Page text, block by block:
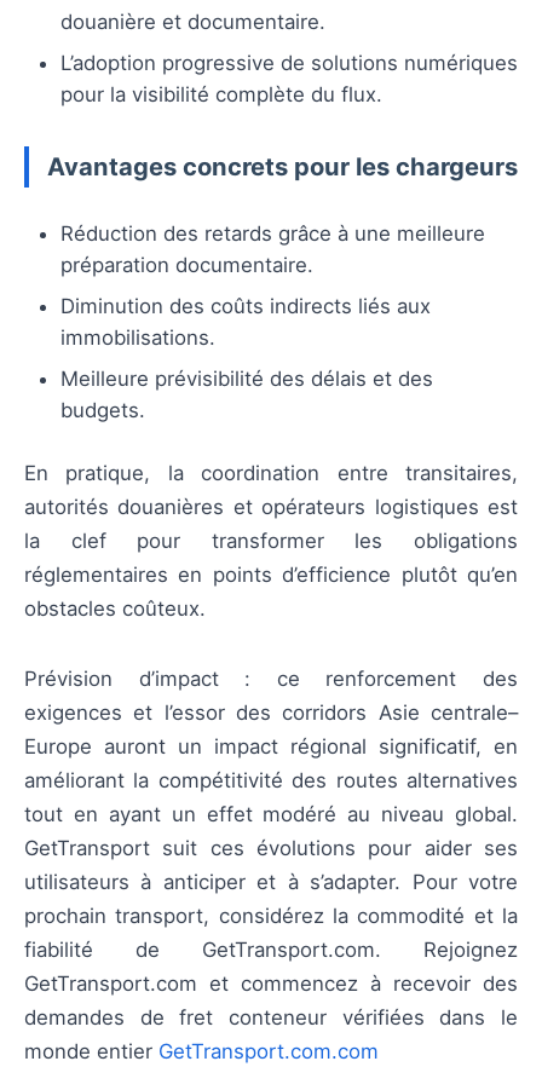
douanière et documentaire.
L’adoption progressive de solutions numériques
pour la visibilité complète du flux.
Avantages concrets pour les chargeurs
Réduction des retards grâce à une meilleure
préparation documentaire.
Diminution des coûts indirects liés aux
immobilisations.
Meilleure prévisibilité des délais et des
budgets.
En pratique, la coordination entre transitaires,
autorités douanières et opérateurs logistiques est
la clef pour transformer les obligations
réglementaires en points d’efficience plutôt qu’en
obstacles coûteux.
Prévision d’impact : ce renforcement des
exigences et l’essor des corridors Asie centrale–
Europe auront un impact régional significatif, en
améliorant la compétitivité des routes alternatives
tout en ayant un effet modéré au niveau global.
GetTransport suit ces évolutions pour aider ses
utilisateurs à anticiper et à s’adapter. Pour votre
prochain transport, considérez la commodité et la
fiabilité de GetTransport.com. Rejoignez
GetTransport.com et commencez à recevoir des
demandes de fret conteneur vérifiées dans le
monde entier GetTransport.com.com